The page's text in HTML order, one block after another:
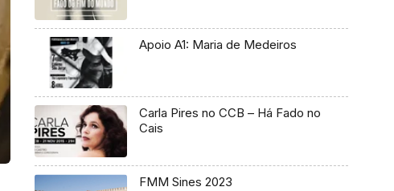
Apoio A1: Maria de Medeiros
Carla Pires no CCB – Há Fado no
Cais
FMM Sines 2023